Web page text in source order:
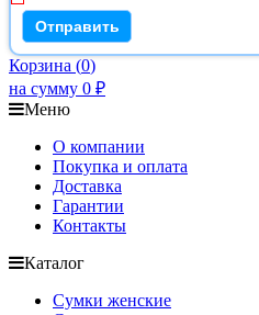
Корзина (0)
на сумму 0 ₽
Меню
О компании
Покупка и оплата
Доставка
Гарантии
Контакты
Каталог
Сумки женские